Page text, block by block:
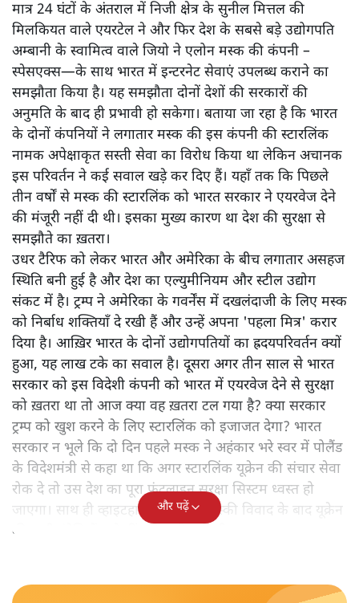
मात्र 24 घंटों के अंतराल में निजी क्षेत्र के सुनील मित्तल की
मिलकियत वाले एयरटेल ने और फिर देश के सबसे बड़े उद्योगपति
अम्बानी के स्वामित्व वाले जियो ने एलोन मस्क की कंपनी –
स्पेसएक्स—के साथ भारत में इन्टरनेट सेवाएं उपलब्ध कराने का
समझौता किया है। यह समझौता दोनों देशों की सरकारों की
अनुमति के बाद ही प्रभावी हो सकेगा। बताया जा रहा है कि भारत
के दोनों कंपनियों ने लगातार मस्क की इस कंपनी की स्टारलिंक
नामक अपेक्षाकृत सस्ती सेवा का विरोध किया था लेकिन अचानक
इस परिवर्तन ने कई सवाल खड़े कर दिए हैं। यहाँ तक कि पिछले
तीन वर्षों से मस्क की स्टारलिंक को भारत सरकार ने एयरवेज देने
की मंजूरी नहीं दी थी। इसका मुख्य कारण था देश की सुरक्षा से
समझौते का ख़तरा।
उधर टैरिफ को लेकर भारत और अमेरिका के बीच लगातार असहज
स्थिति बनी हुई है और देश का एल्युमीनियम और स्टील उद्योग
संकट में है। ट्रम्प ने अमेरिका के गवर्नेंस में दखलंदाजी के लिए मस्क
को निर्बाध शक्तियाँ दे रखी हैं और उन्हें अपना 'पहला मित्र' करार
दिया है। आख़िर भारत के दोनों उद्योगपतियों का ह्रदयपरिवर्तन क्यों
हुआ, यह लाख टके का सवाल है। दूसरा अगर तीन साल से भारत
सरकार को इस विदेशी कंपनी को भारत में एयरवेज देने से सुरक्षा
को ख़तरा था तो आज क्या वह ख़तरा टल गया है? क्या सरकार
ट्रम्प को खुश करने के लिए स्टारलिंक को इजाजत देगा? भारत
सरकार न भूले कि दो दिन पहले मस्क ने अहंकार भरे स्वर में पोलैंड
के विदेशमंत्री से कहा था कि अगर स्टारलिंक यूक्रेन की संचार सेवा
रोक दे तो उस देश का पूरा फ्रंटलाइन सुरक्षा सिस्टम ध्वस्त हो
जाएगा। साथ ही व्हाइटहाउस में ट्रम्प-जेलेंस्की विवाद के बाद यूक्रेन
की सभी इंटेलिजेंस शेयरिंग रोक दी गयी थी।
और पढ़ें